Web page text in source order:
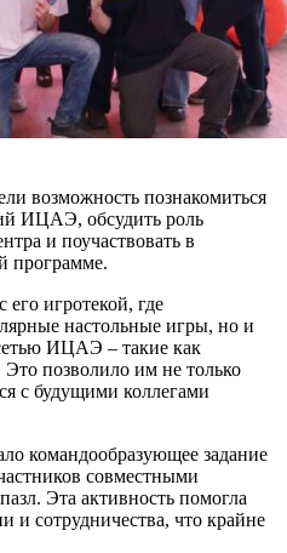
возможность познакомиться
ИЦАЭ, обсудить роль
и поучаствовать в
программе.
его игротекой, где
настольные игры, но и
ИЦАЭ – такие как
позволило им не только
с будущими коллегами
командообразующее задание
совместными
Эта активность помогла
и сотрудничества, что крайне